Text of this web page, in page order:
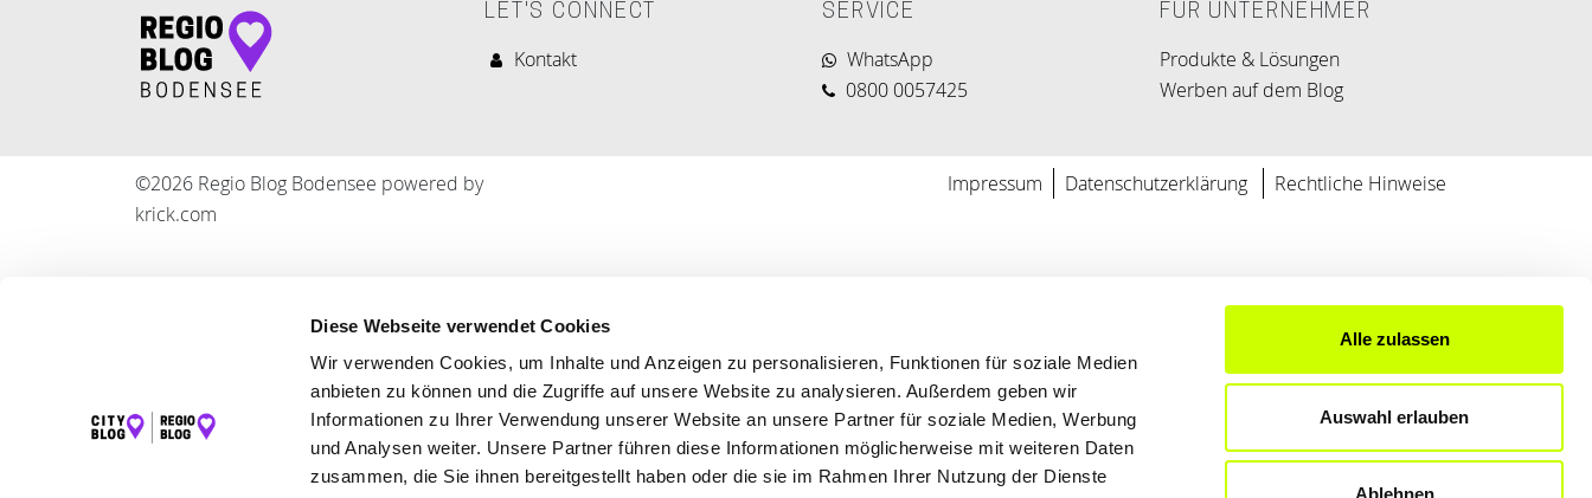
Diese Webseite verwendet Cookies
Wir verwenden Cookies, um Inhalte und Anzeigen zu personalisieren, Funktionen für soziale Medien
anbieten zu können und die Zugriffe auf unsere Website zu analysieren. Außerdem geben wir
Informationen zu Ihrer Verwendung unserer Website an unsere Partner für soziale Medien, Werbung
und Analysen weiter. Unsere Partner führen diese Informationen möglicherweise mit weiteren Daten
zusammen, die Sie ihnen bereitgestellt haben oder die sie im Rahmen Ihrer Nutzung der Dienste
Alle zulassen
Auswahl erlauben
Ablehnen
LET'S CONNECT
Kontakt
SERVICE
WhatsApp
0800 0057425
FÜR UNTERNEHMER
Produkte & Lösungen
Werben auf dem Blog
©2026 Regio Blog Bodensee powered by
krick.com
Impressum Datenschutzerklärung Rechtliche Hinweise